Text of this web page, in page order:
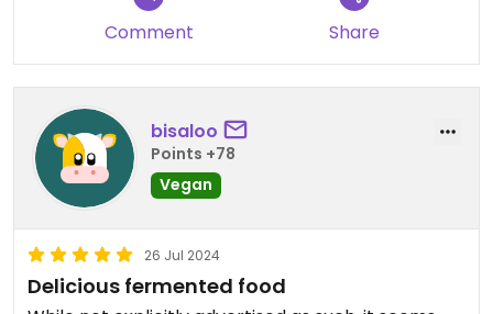
Updated from previous review on 2024-07-27
Comment Share
bisaloo
Points +78
Vegan
26 Jul 2024
Delicious fermented food